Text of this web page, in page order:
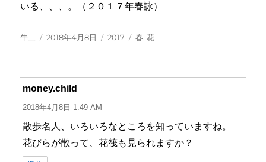
いる、、、。（２０１７年春詠）
投
牛二
投
2018年4月8日
カ
2017
タ
春,花
money.child
り:
2018年4月8日 1:49 AM
散歩名人、いろいろなところを知っていますね。
花びらが散って、花筏も見られますか？